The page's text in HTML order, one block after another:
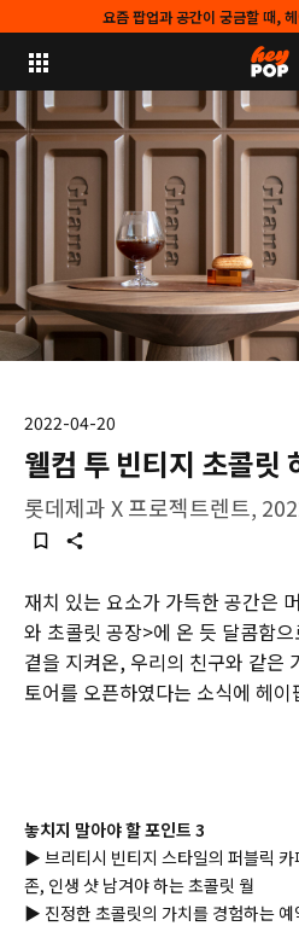
요즘 팝업과 공간이 궁금할 때,
2022-04-20
웰컴 투 빈티지 초콜릿
롯데제과 X 프로젝트렌트,
재치 있는 요소가 가득한 공간은
와 초콜릿 공장>에 온 듯 달콤함
곁을 지켜온, 우리의 친구와 같은
토어를 오픈하였다는 소식에 헤이
놓치지 말아야 할 포인트 3
▶ 브리티시 빈티지 스타일의 퍼블릭
존, 인생 샷 남겨야 하는 초콜릿 월
▶ 진정한 초콜릿의 가치를 경험하는